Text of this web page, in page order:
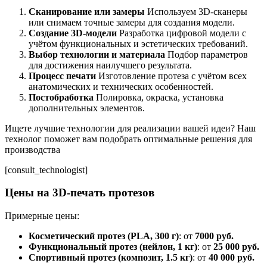
Сканирование или замеры Используем 3D-сканеры
или снимаем точные замеры для создания модели.
Создание 3D-модели Разработка цифровой модели с
учётом функциональных и эстетических требований.
Выбор технологии и материала Подбор параметров
для достижения наилучшего результата.
Процесс печати Изготовление протеза с учётом всех
анатомических и технических особенностей.
Постобработка Полировка, окраска, установка
дополнительных элементов.
Ищете лучшие технологии для реализации вашей идеи? Наш
технолог поможет вам подобрать оптимальные решения для
производства
[consult_technologist]
Цены на 3D-печать протезов
Примерные цены:
Косметический протез (PLA, 300 г): от 7000 руб.
Функциональный протез (нейлон, 1 кг): от 25 000 руб.
Спортивный протез (композит, 1.5 кг): от 40 000 руб.